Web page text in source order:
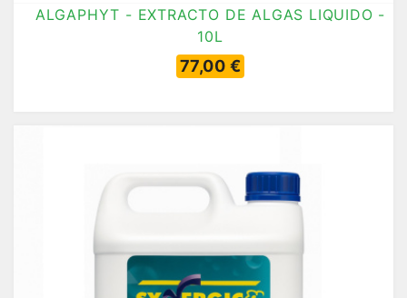
ALGAPHYT - EXTRACTO DE ALGAS LIQUIDO -
10L
77,00 €